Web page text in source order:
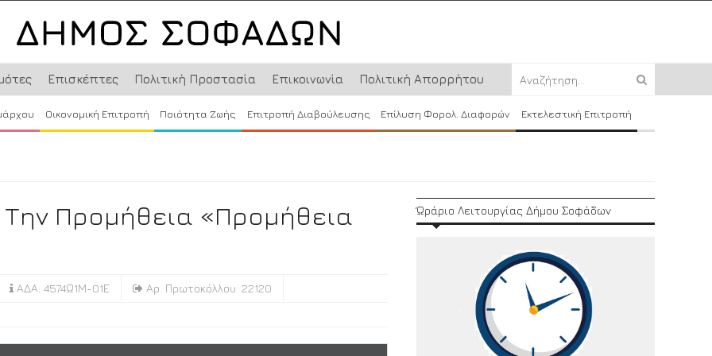
Επισκέπτες Πολιτική Προστασία Επικοινωνία Πολιτική Απορρήτου
Οικονομική Επιτροπή Ποιότητα Ζωής Επιτροπή Διαβούλευσης Επίλυση Φορολ. Διαφορών Εκτελεστική Επιτροπή
Προμήθεια «Προμήθεια
ΑΔΑ: 4574Ω1Μ-01Ε Αρ. Πρωτοκόλλου: 22120
Ώράριο Λειτουργίας Δήμου Σοφάδων